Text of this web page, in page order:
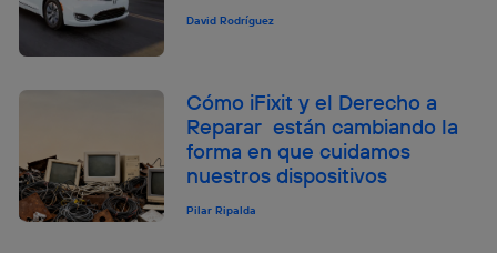
David Rodríguez
Cómo iFixit y el Derecho a
Reparar están cambiando la
forma en que cuidamos
nuestros dispositivos
Pilar Ripalda